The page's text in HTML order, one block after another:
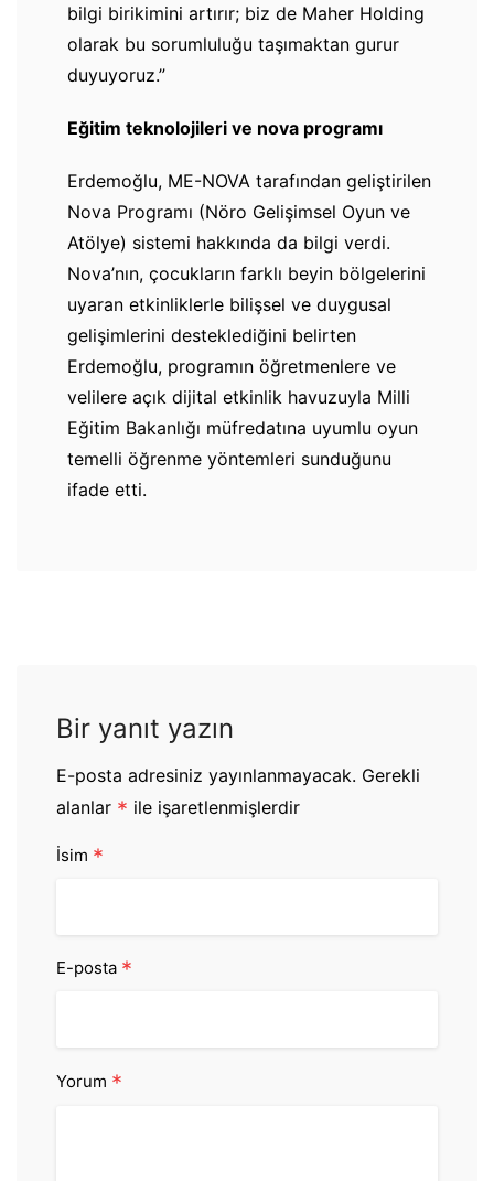
bilgi birikimini artırır; biz de Maher Holding
olarak bu sorumluluğu taşımaktan gurur
duyuyoruz.”
Eğitim teknolojileri ve nova programı
Erdemoğlu, ME-NOVA tarafından geliştirilen
Nova Programı (Nöro Gelişimsel Oyun ve
Atölye) sistemi hakkında da bilgi verdi.
Nova’nın, çocukların farklı beyin bölgelerini
uyaran etkinliklerle bilişsel ve duygusal
gelişimlerini desteklediğini belirten
Erdemoğlu, programın öğretmenlere ve
velilere açık dijital etkinlik havuzuyla Milli
Eğitim Bakanlığı müfredatına uyumlu oyun
temelli öğrenme yöntemleri sunduğunu
ifade etti.
Bir yanıt yazın
E-posta adresiniz yayınlanmayacak. Gerekli
alanlar * ile işaretlenmişlerdir
İsim *
E-posta *
Yorum *